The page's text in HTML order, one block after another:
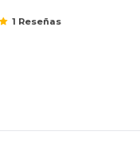
1 Reseñas